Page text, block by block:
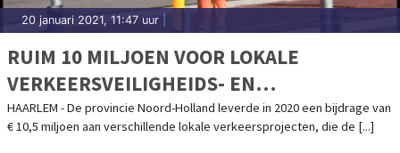
20 januari 2021, 11:47 uur
RUIM 10 MILJOEN VOOR LOKALE
VERKEERSVEILIGHEIDS- EN
FIETSPROJECTEN NOORD-HOLLAND
HAARLEM - De provincie Noord-Holland leverde in 2020 een bijdrage van
€ 10,5 miljoen aan verschillende lokale verkeersprojecten, die de [...]